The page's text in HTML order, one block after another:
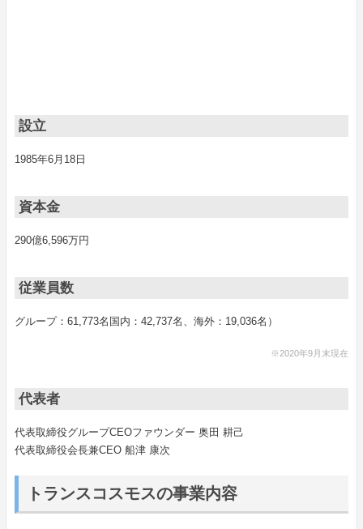
設立
1985年6月18日
資本金
290億6,596万円
従業員数
グループ：61,773名国内：42,737名、海外：19,036名）
※2020年9月末現在
代表者
代表取締役グループCEOファウンダー 奥田 耕己
代表取締役会長兼CEO 船津 康次
トランスコスモスの事業内容